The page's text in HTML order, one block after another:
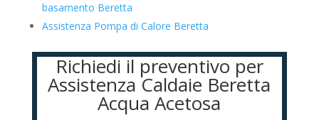
basamento Beretta
Assistenza Pompa di Calore Beretta
Richiedi il preventivo per
Assistenza Caldaie Beretta
Acqua Acetosa